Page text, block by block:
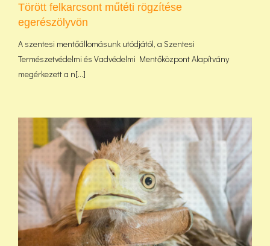
Törött felkarcsont műtéti rögzítése
egerészölyvön
A szentesi mentőállomásunk utódjától, a Szentesi
Természetvédelmi és Vadvédelmi Mentőközpont Alapítvány
megérkezett a n[...]